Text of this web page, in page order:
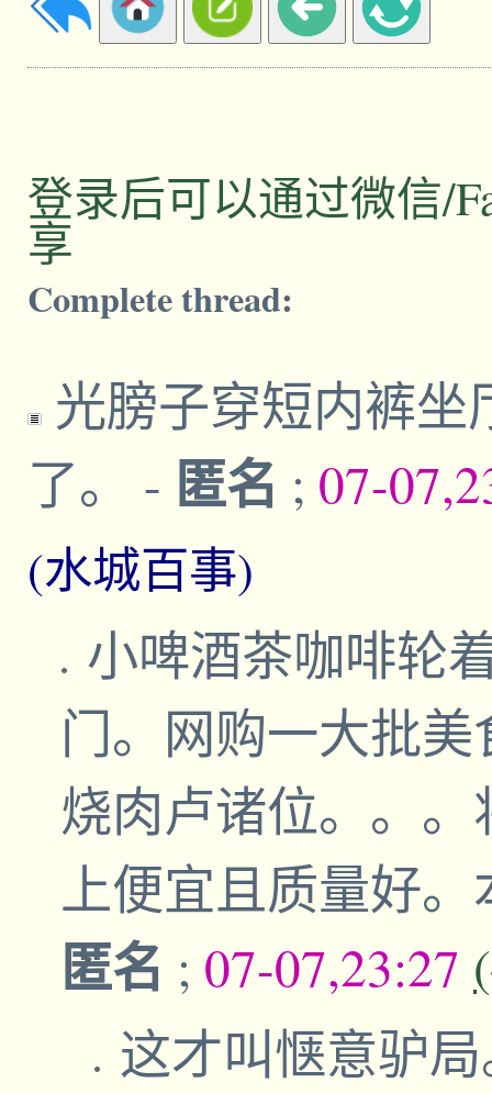
登录后可以通过微信/
享
Complete thread:
光膀子穿短内裤
了。 - 匿名 ; 07-
(水城百事)
小啤酒茶咖啡轮
门。网购一大批
烧肉卢诸位。。
上便宜且质量好
匿名 ; 07-07,23:27
这才叫惬意驴